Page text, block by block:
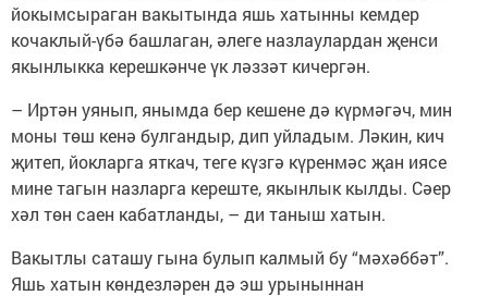
йокымсыраган вакытында яшь хатынны кемдер
кочаклый-үбә башлаган, әлеге назлаулардан җенси
якынлыкка керешкәнче үк ләззәт кичергән.
– Иртән уянып, янымда бер кешене дә күрмәгәч, мин
моны төш кенә булгандыр, дип уйладым. Ләкин, кич
җитеп, йокларга яткач, теге күзгә күренмәс җан иясе
мине тагын назларга кереште, якынлык кылды. Сәер
хәл төн саен кабатланды, – ди таныш хатын.
Вакытлы саташу гына булып калмый бу “мәхәббәт”.
Яшь хатын көндезләрен дә эш урыныннан